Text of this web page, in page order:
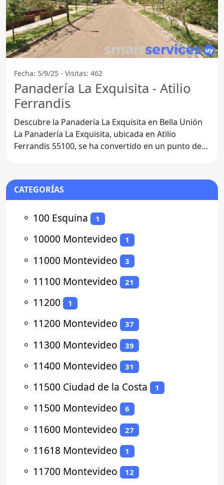
Fecha: 5/9/25 - Visitas: 462
Panadería La Exquisita - Atilio
Ferrandis
Descubre la Panadería La Exquisita en Bella Unión
La Panadería La Exquisita, ubicada en Atilio
Ferrandis 55100, se ha convertido en un punto de
CATEGORÍAS
⚬ 100 Esquina 1
⚬ 10000 Montevideo 1
⚬ 11000 Montevideo 3
⚬ 11100 Montevideo 21
⚬ 11200 1
⚬ 11200 Montevideo 37
⚬ 11300 Montevideo 39
⚬ 11400 Montevideo 31
⚬ 11500 Ciudad de la Costa 1
⚬ 11500 Montevideo 6
⚬ 11600 Montevideo 27
⚬ 11618 Montevideo 1
⚬ 11700 Montevideo 12